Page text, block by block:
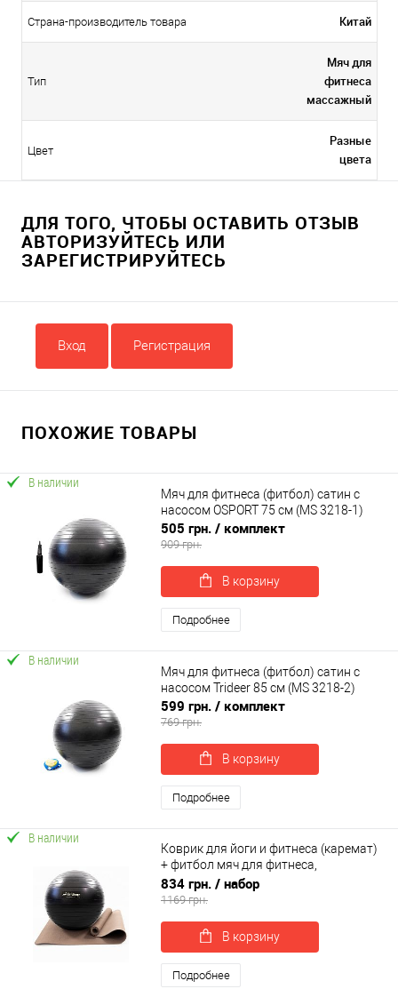
Страна-производитель товара Китай
Тип
Мяч для
фитнеса
массажный
Цвет
Разные
цвета
ДЛЯ ТОГО, ЧТОБЫ ОСТАВИТЬ ОТЗЫВ
АВТОРИЗУЙТЕСЬ ИЛИ
ЗАРЕГИСТРИРУЙТЕСЬ
Вход Регистрация
ПОХОЖИЕ ТОВАРЫ
В наличии
Мяч для фитнеса (фитбол) сатин с
насосом OSPORT 75 см (MS 3218-1)
505 грн. / комплект
909 грн.
В корзину
Подробнее
В наличии
Мяч для фитнеса (фитбол) сатин с
насосом Trideer 85 см (MS 3218-2)
599 грн. / комплект
769 грн.
В корзину
Подробнее
В наличии
Коврик для йоги и фитнеса (каремат)
+ фитбол мяч для фитнеса,
беременных 65 см OSPORT Set 91 (n-
0121)
834 грн. / набор
1169 грн.
В корзину
Подробнее